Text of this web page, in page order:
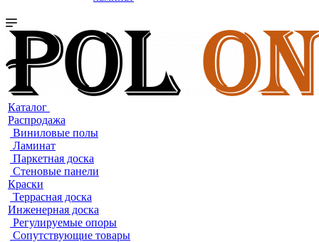
Каталог
Распродажа
Виниловые полы
Ламинат
Паркетная доска
Стеновые панели
Краски
Террасная доска
Инженерная доска
Регулируемые опоры
Сопутствующие товары